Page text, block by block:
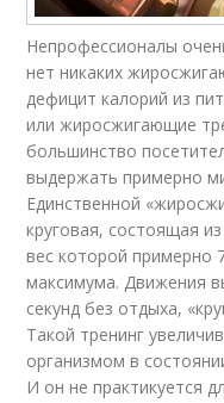
Непрофессионалы
нет никаких
дефицит калорий из
или жиросжигающие
большинство
выдержать примерно
Единственной
круговая, состоящая
вес которой примерно
максимума. Движения
секунд без отдыха,
Такой тренинг
организмом в
И он не практикуется